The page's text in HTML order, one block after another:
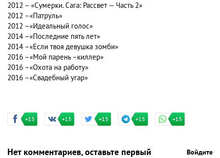
2012 – «Сумерки. Сага: Рассвет — Часть 2»
2012 –«Патруль»
2012 –«Идеальный голос»
2014 –«Последние пять лет»
2014 –«Если твоя девушка зомби»
2016 –«Мой парень –киллер»
2016 –«Охота на работу»
2016 –«Свадебный угар»
+15 +15 +15 +15 +15
Нет комментариев, оставьте первый Войдите